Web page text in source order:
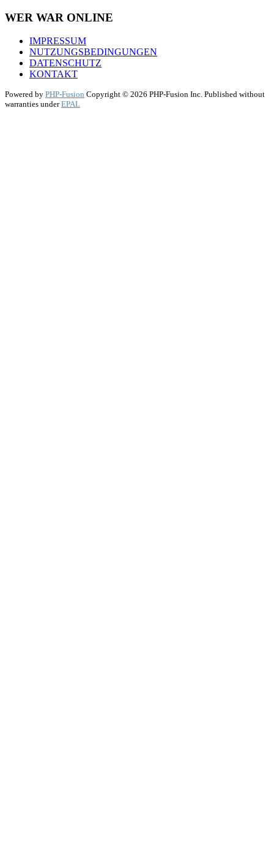
WER WAR ONLINE
IMPRESSUM
NUTZUNGSBEDINGUNGEN
DATENSCHUTZ
KONTAKT
Powered by PHP-Fusion Copyright © 2026 PHP-Fusion Inc. Published without
warranties underEPAL